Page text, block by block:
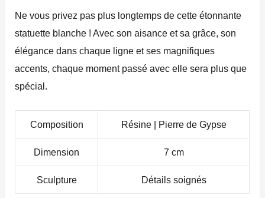
Ne vous privez pas plus longtemps de cette étonnante
statuette blanche ! Avec son aisance et sa grâce, son
élégance dans chaque ligne et ses magnifiques
accents, chaque moment passé avec elle sera plus que
spécial.
Composition Résine | Pierre de Gypse
Dimension 7 cm
Sculpture Détails soignés